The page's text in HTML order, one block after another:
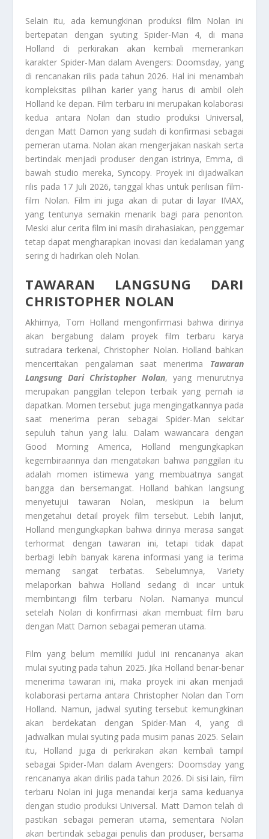
Selain itu, ada kemungkinan produksi film Nolan ini
bertepatan dengan syuting Spider-Man 4, di mana
Holland di perkirakan akan kembali memerankan
karakter Spider-Man dalam Avengers: Doomsday, yang
di rencanakan rilis pada tahun 2026. Hal ini menambah
kompleksitas pilihan karier yang harus di ambil oleh
Holland ke depan. Film terbaru ini merupakan kolaborasi
kedua antara Nolan dan studio produksi Universal,
dengan Matt Damon yang sudah di konfirmasi sebagai
pemeran utama. Nolan akan mengerjakan naskah serta
bertindak menjadi produser dengan istrinya, Emma, di
bawah studio mereka, Syncopy. Proyek ini dijadwalkan
rilis pada 17 Juli 2026, tanggal khas untuk perilisan film-
film Nolan. Film ini juga akan di putar di layar IMAX,
yang tentunya semakin menarik bagi para penonton.
Meski alur cerita film ini masih dirahasiakan, penggemar
tetap dapat mengharapkan inovasi dan kedalaman yang
sering di hadirkan oleh Nolan.
TAWARAN LANGSUNG DARI
CHRISTOPHER NOLAN
Akhirnya, Tom Holland mengonfirmasi bahwa dirinya
akan bergabung dalam proyek film terbaru karya
sutradara terkenal, Christopher Nolan. Holland bahkan
menceritakan pengalaman saat menerima Tawaran
Langsung Dari Christopher Nolan, yang menurutnya
merupakan panggilan telepon terbaik yang pernah ia
dapatkan. Momen tersebut juga mengingatkannya pada
saat menerima peran sebagai Spider-Man sekitar
sepuluh tahun yang lalu. Dalam wawancara dengan
Good Morning America, Holland mengungkapkan
kegembiraannya dan mengatakan bahwa panggilan itu
adalah momen istimewa yang membuatnya sangat
bangga dan bersemangat. Holland bahkan langsung
menyetujui tawaran Nolan, meskipun ia belum
mengetahui detail proyek film tersebut. Lebih lanjut,
Holland mengungkapkan bahwa dirinya merasa sangat
terhormat dengan tawaran ini, tetapi tidak dapat
berbagi lebih banyak karena informasi yang ia terima
memang sangat terbatas. Sebelumnya, Variety
melaporkan bahwa Holland sedang di incar untuk
membintangi film terbaru Nolan. Namanya muncul
setelah Nolan di konfirmasi akan membuat film baru
dengan Matt Damon sebagai pemeran utama.
Film yang belum memiliki judul ini rencananya akan
mulai syuting pada tahun 2025. Jika Holland benar-benar
menerima tawaran ini, maka proyek ini akan menjadi
kolaborasi pertama antara Christopher Nolan dan Tom
Holland. Namun, jadwal syuting tersebut kemungkinan
akan berdekatan dengan Spider-Man 4, yang di
jadwalkan mulai syuting pada musim panas 2025. Selain
itu, Holland juga di perkirakan akan kembali tampil
sebagai Spider-Man dalam Avengers: Doomsday yang
rencananya akan dirilis pada tahun 2026. Di sisi lain, film
terbaru Nolan ini juga menandai kerja sama keduanya
dengan studio produksi Universal. Matt Damon telah di
pastikan sebagai pemeran utama, sementara Nolan
akan bertindak sebagai penulis dan produser, bersama